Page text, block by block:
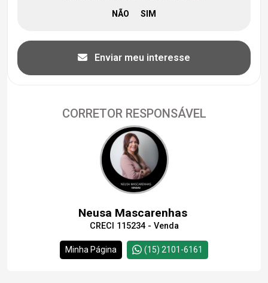
Enviar meu interesse
CORRETOR RESPONSÁVEL
Neusa Mascarenhas
CRECI 115234 - Venda
Minha Página (15) 2101-6161